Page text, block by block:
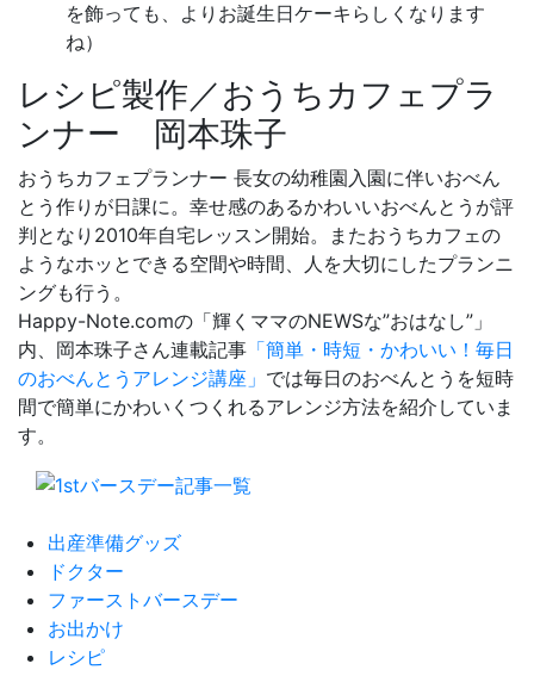
を飾っても、よりお誕生日ケーキらしくなります
ね）
レシピ製作／おうちカフェプラ
ンナー 岡本珠子
おうちカフェプランナー 長女の幼稚園入園に伴いおべん
とう作りが日課に。幸せ感のあるかわいいおべんとうが評
判となり2010年自宅レッスン開始。またおうちカフェの
ようなホッとできる空間や時間、人を大切にしたプランニ
ングも行う。
Happy-Note.comの「輝くママのNEWSな”おはなし”」
内、岡本珠子さん連載記事 「簡単・時短・かわいい！毎日
のおべんとうアレンジ講座」 では毎日のおべんとうを短時
間で簡単にかわいくつくれるアレンジ方法を紹介していま
す。
出産準備グッズ
ドクター
ファーストバースデー
お出かけ
レシピ